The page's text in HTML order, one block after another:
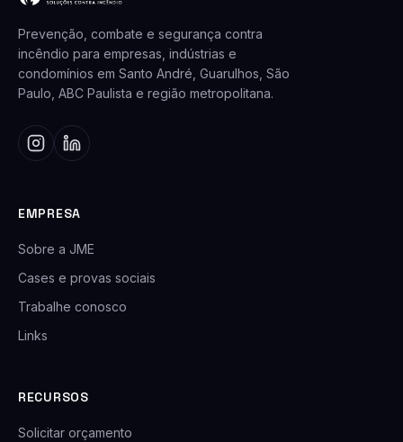
Prevenção, combate e segurança contra
incêndio para empresas, indústrias e
condomínios em Santo André, Guarulhos, São
Paulo, ABC Paulista e região metropolitana.
EMPRESA
Sobre a JME
Cases e provas sociais
Trabalhe conosco
Links
RECURSOS
Solicitar orçamento